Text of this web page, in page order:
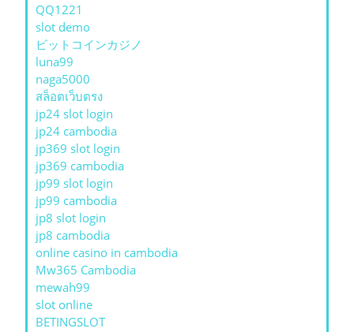
QQ1221
slot demo
ビットコインカジノ
luna99
naga5000
สล็อตเว็บตรง
jp24 slot login
jp24 cambodia
jp369 slot login
jp369 cambodia
jp99 slot login
jp99 cambodia
jp8 slot login
jp8 cambodia
online casino in cambodia
Mw365 Cambodia
mewah99
slot online
BETINGSLOT